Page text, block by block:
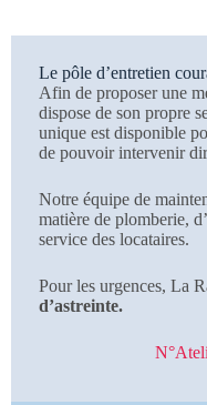
Le pôle d’entretien
Afin de proposer une
dispose de son propre
unique est disponible
de pouvoir intervenir
Notre équipe de
matière de plomberie,
service des locataires.
Pour les urgences, La
d’astreinte.